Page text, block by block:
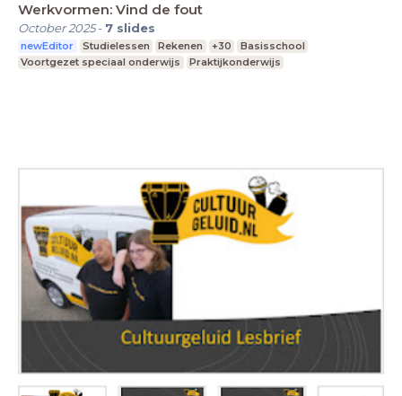
Werkvormen: Vind de fout
October 2025- 7 slides
newEditor Studielessen Rekenen +30
Basisschool
Voortgezet speciaal onderwijs
Praktijkonderwijs